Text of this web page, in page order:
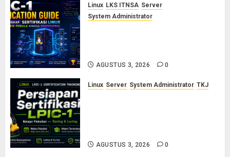
Linux LKS ITNSA Server
System Administrator
AGUSTUS 3, 2026 0
Linux Server System Administrator TKJ
AGUSTUS 3, 2026 0